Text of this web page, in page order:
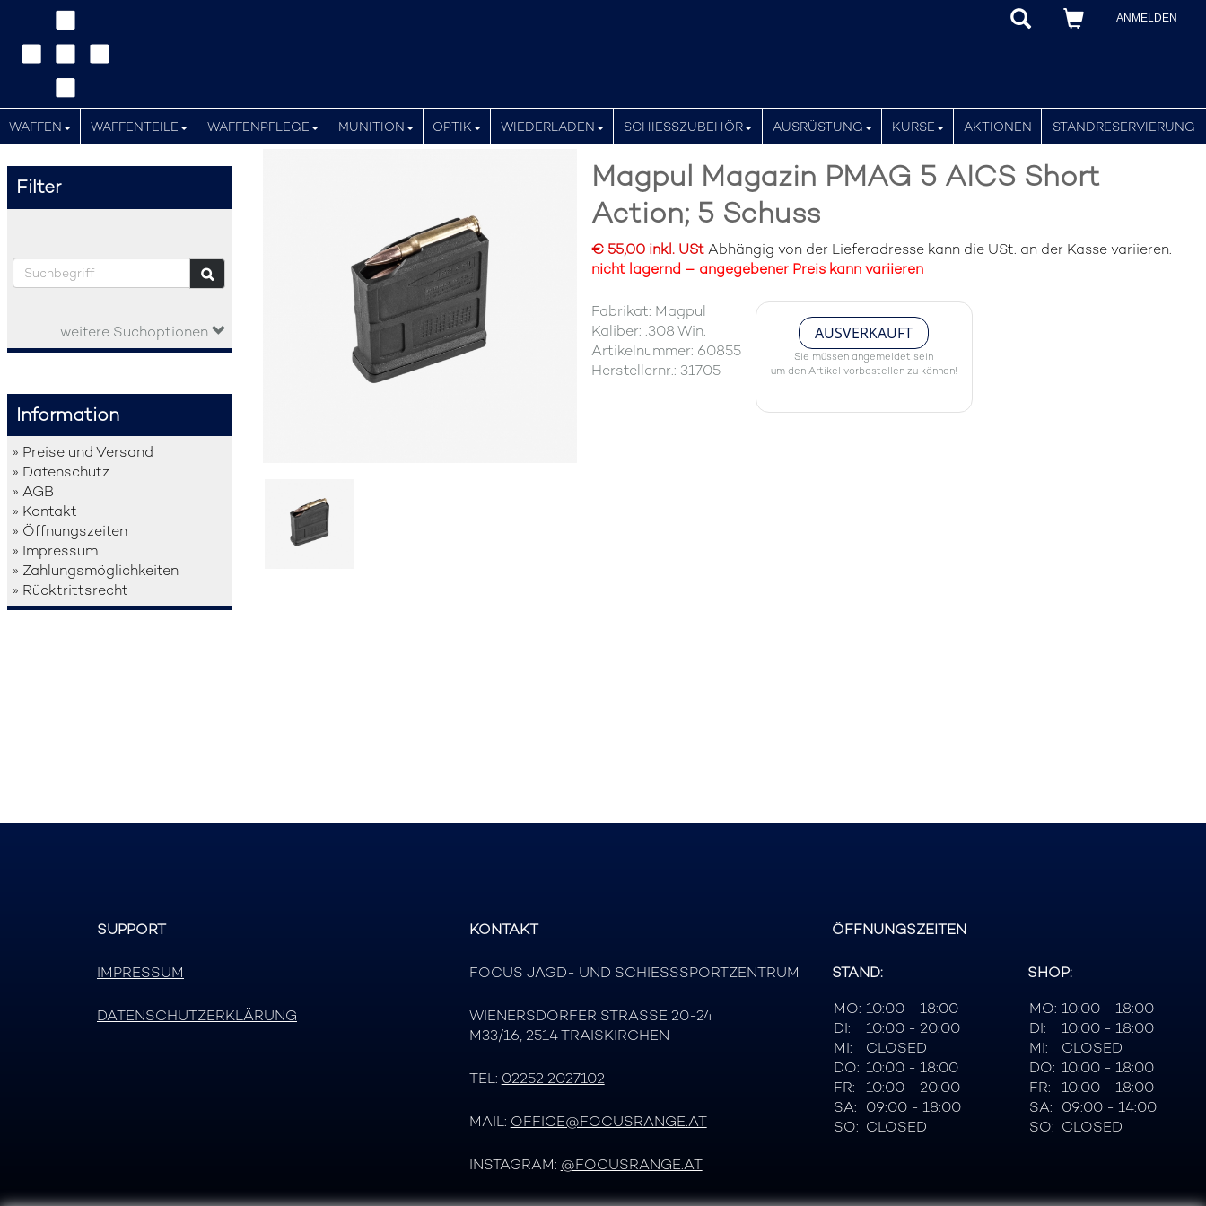
ANMELDEN
WAFFEN WAFFENTEILE WAFFENPFLEGE MUNITION OPTIK WIEDERLADEN SCHIESSZUBEHÖR AUSRÜSTUNG KURSE AKTIONEN STANDRESERVIERUNG
Filter
weitere Suchoptionen
Information
» Preise und Versand
» Datenschutz
» AGB
» Kontakt
» Öffnungszeiten
» Impressum
» Zahlungsmöglichkeiten
» Rücktrittsrecht
Magpul Magazin PMAG 5 AICS Short
Action; 5 Schuss
€ 55,00 inkl. UStAbhängig von der Lieferadresse kann die USt. an der Kasse variieren.
nicht lagernd – angegebener Preis kann variieren
Fabrikat: Magpul
Kaliber: .308 Win.
Artikelnummer: 60855
Herstellernr.: 31705
AUSVERKAUFT
Sie müssen angemeldet sein
um den Artikel vorbestellen zu können!
SUPPORT
IMPRESSUM
DATENSCHUTZERKLÄRUNG
KONTAKT
FOCUS JAGD- UND SCHIESSSPORTZENTRUM
WIENERSDORFER STRASSE 20-24
M33/16, 2514 TRAISKIRCHEN
TEL: 02252 2027102
MAIL: OFFICE@FOCUSRANGE.AT
INSTAGRAM: @FOCUSRANGE.AT
ÖFFNUNGSZEITEN
STAND:
MO: 10:00 - 18:00
DI:
10:00 - 20:00
MI:
CLOSED
DO: 10:00 - 18:00
FR:
10:00 - 20:00
SA: 09:00 - 18:00
SO: CLOSED
SHOP:
MO: 10:00 - 18:00
DI:
10:00 - 18:00
MI:
CLOSED
DO: 10:00 - 18:00
FR:
10:00 - 18:00
SA: 09:00 - 14:00
SO: CLOSED